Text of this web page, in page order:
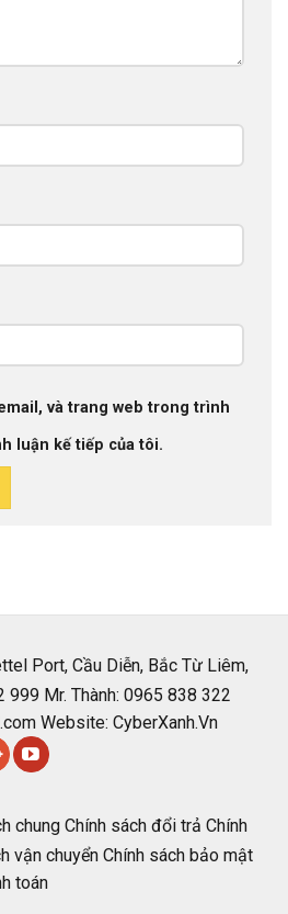
và trang web trong trình
luận kế tiếp của tôi.
Port, Cầu Diễn, Bắc Từ Liêm,
999 Mr. Thành: 0965 838 322
Website: CyberXanh.Vn
chung Chính sách đổi trả Chính
vận chuyển Chính sách bảo mật
toán